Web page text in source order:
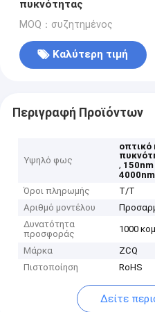
πυκνότητας
MOQ：συζητημένος
Καλύτερη τιμή
Περιγραφή Προϊόντων
Υψηλό φως
οπτικό
,
Όροι πληρωμής
T/T
Αριθμό μοντέλου
Δυνατότητα
προσφοράς
1000
Μάρκα
ZCQ
Πιστοποίηση
RoHS
Δείτε